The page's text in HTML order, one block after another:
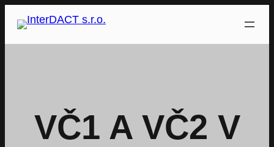
Přeskočit
VČ1 A VČ2 V